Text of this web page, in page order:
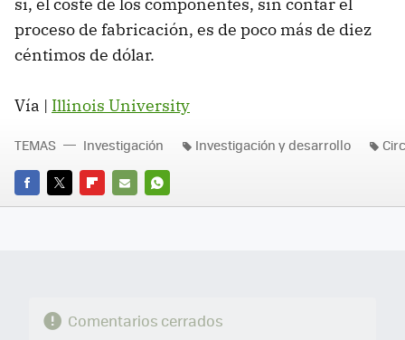
proceso de fabricación, es de poco más de diez
céntimos de dólar.
Vía | Illinois University
FACEBOOK
TWITTERFLIPBOARD
E-
WHATSAPP
TEMAS Investigación Investigación y desarrollo
Comentarios cerrados